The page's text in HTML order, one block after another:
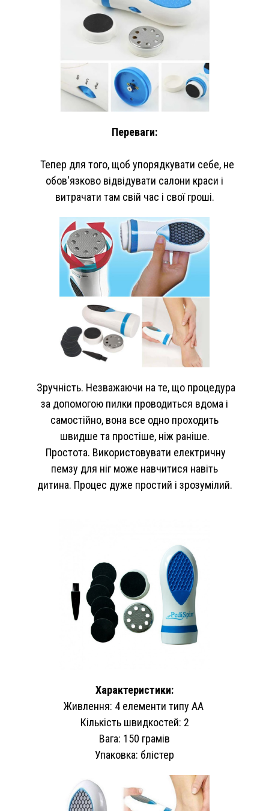
Переваги:
Тепер для того, щоб упорядкувати себе, не
обов'язково відвідувати салони краси і
витрачати там свій час і свої гроші.
Зручність. Незважаючи на те, що процедура
за допомогою пилки проводиться вдома і
самостійно, вона все одно проходить
швидше та простіше, ніж раніше.
Простота. Використовувати електричну
пемзу для ніг може навчитися навіть
дитина. Процес дуже простий і зрозумілий.
Характеристики:
Живлення: 4 елементи типу АА
Кількість швидкостей: 2
Вага: 150 грамів
Упаковка: блістер